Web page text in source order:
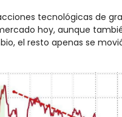
tecnológicas de
hoy, aunque
el resto apenas se